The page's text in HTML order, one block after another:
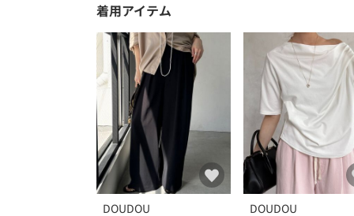
着用アイテム
DOUDOU DOUDOU